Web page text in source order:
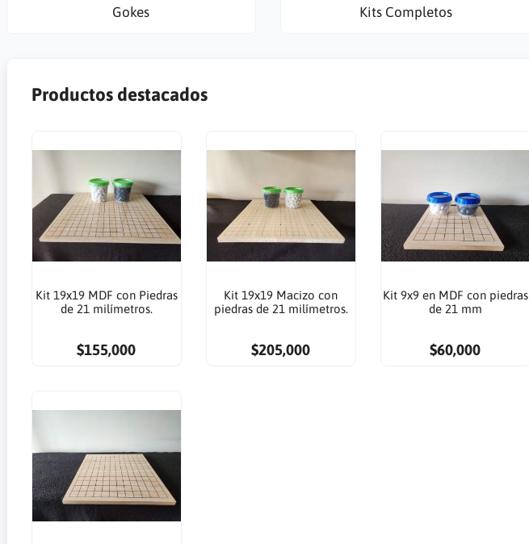
Gokes Kits Completos
Productos destacados
Kit 19x19 MDF con Piedras
de 21 milímetros.
$155,000
Kit 19x19 Macizo con
piedras de 21 milímetros.
$205,000
Kit 9x9 en MDF con piedras
de 21 mm
$60,000